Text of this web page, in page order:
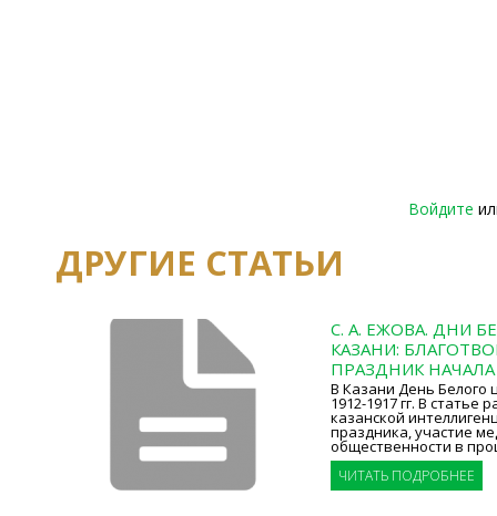
Войдите
ДРУГИЕ СТАТЬИ
С. А. ЕЖОВА. ДНИ
КАЗАНИ:
ПРАЗДНИК НАЧАЛА
В Казани День Белого
1912-1917 гг. В статье
казанской
праздника, участие
общественности в
ЧИТАТЬ ПОДРОБНЕЕ